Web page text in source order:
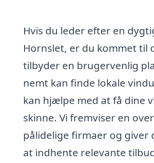
Hvis du leder efter en
Hornslet, er du kommet til
tilbyder en brugervenlig
nemt kan finde lokale
kan hjælpe med at få dine
skinne. Vi fremviser en
pålidelige firmaer og giver
at indhente relevante